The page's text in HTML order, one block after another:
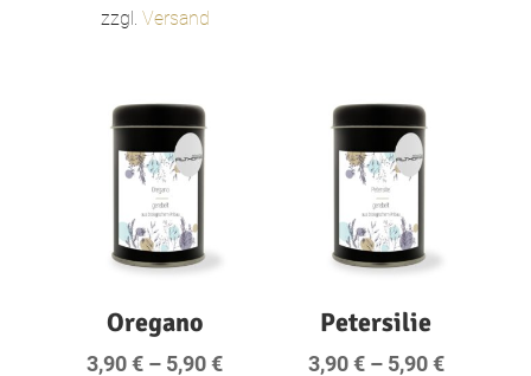
zzgl. Versand
Oregano
3,90€ – 5,90€Preisspanne:
Petersilie
3,90€ – 5,90€